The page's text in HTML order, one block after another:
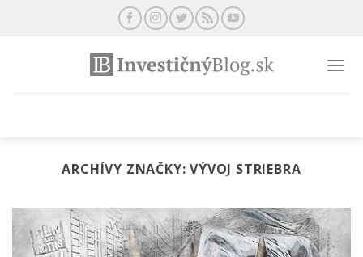
ARCHÍVY ZNAČKY:VÝVOJ STRIEBRA